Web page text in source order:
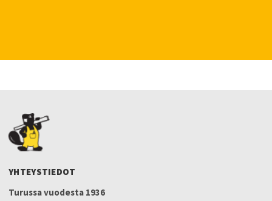
YHTEYSTIEDOT
Turussa vuodesta 1936